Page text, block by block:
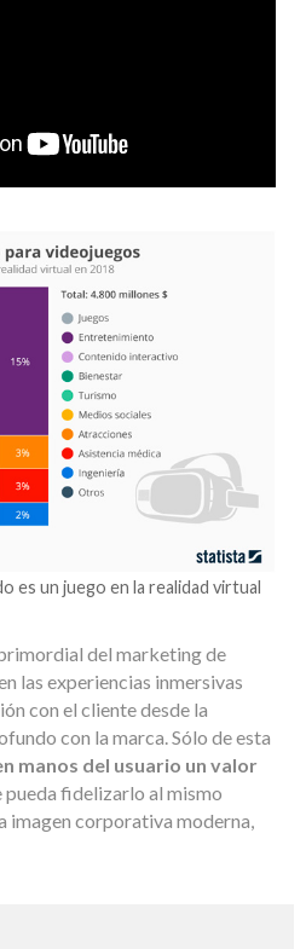
es un juego en la realidad virtual
del marketing de
las experiencias inmersivas
con el cliente desde la
con la marca. Sólo de esta
manos del usuario un valor
pueda fidelizarlo al mismo
imagen corporativa moderna,